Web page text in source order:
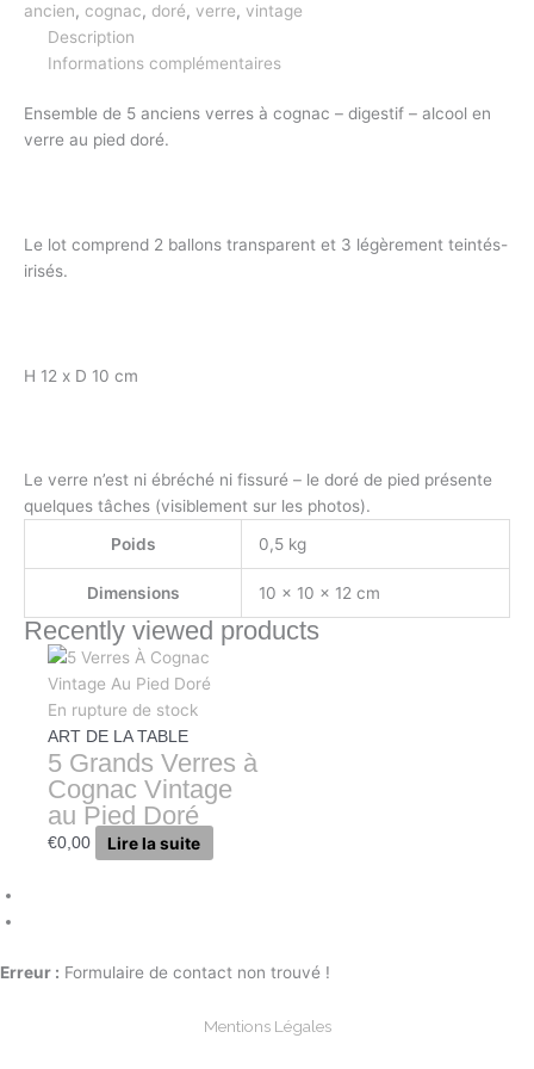
ancien, cognac, doré, verre, vintage
Description
Informations complémentaires
Ensemble de 5 anciens verres à cognac – digestif – alcool en
verre au pied doré.
Le lot comprend 2 ballons transparent et 3 légèrement teintés-
irisés.
H 12 x D 10 cm
Le verre n’est ni ébréché ni fissuré – le doré de pied présente
quelques tâches (visiblement sur les photos).
Poids
0,5 kg
Dimensions 10 × 10 × 12 cm
Recently viewed products
En rupture de stock
ART DE LA TABLE
5 Grands Verres à
Cognac Vintage
au Pied Doré
€0,00 Lire la suite
Erreur : Formulaire de contact non trouvé !
Mentions Légales